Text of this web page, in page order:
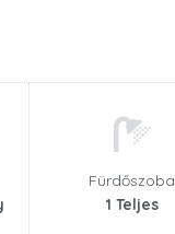
Fürdőszoba
1 Teljes